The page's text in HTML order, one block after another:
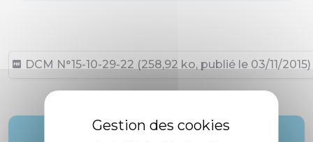
DCM N°15-10-29-22 (258,92 ko, publié le 03/11/2015)